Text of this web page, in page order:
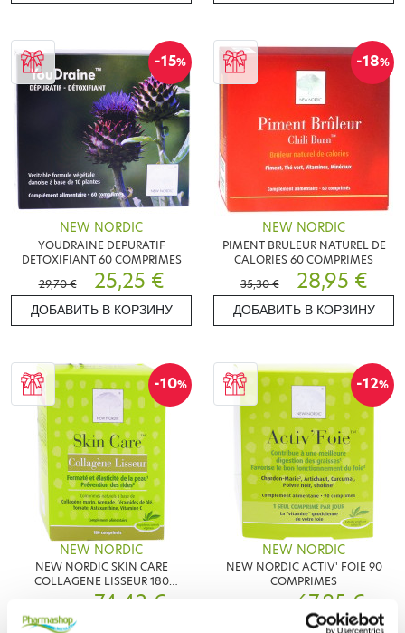
-15%
NEW NORDIC
YOUDRAINE DEPURATIF
DETOXIFIANT 60 COMPRIMES
29,70 €
25,25 €
ДОБАВИТЬ В КОРЗИНУ
-18%
NEW NORDIC
PIMENT BRULEUR NATUREL DE
CALORIES 60 COMPRIMES
35,30 €
28,95 €
ДОБАВИТЬ В КОРЗИНУ
-10%
NEW NORDIC
NEW NORDIC SKIN CARE
COLLAGENE LISSEUR 180
COMPRIMES
74,43 €
-12%
NEW NORDIC
NEW NORDIC ACTIV' FOIE 90
COMPRIMES
67,85 €